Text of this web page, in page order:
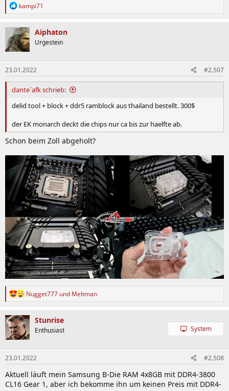
R
k
t
i
o
n
e
n
:
kampi71
Aiphaton
Urgestein
23.01.2022 #2.507
dante`afk schrieb:
delid tool + block + ddr5 ramblock aus thailand bestellt. 300$
der EK monarch deckt die chips nur ca bis zur haelfte ab.
Schon beim Zoll abgeholt?
R
k
t
i
o
n
e
n
Nugget777 und Meltman
Stunrise
Enthusiast System
23.01.2022 #2.508
Aktuell läuft mein Samsung B-Die RAM 4x8GB mit DDR4-3800
CL16 Gear 1, aber ich bekomme ihn um keinen Preis mit DDR4-